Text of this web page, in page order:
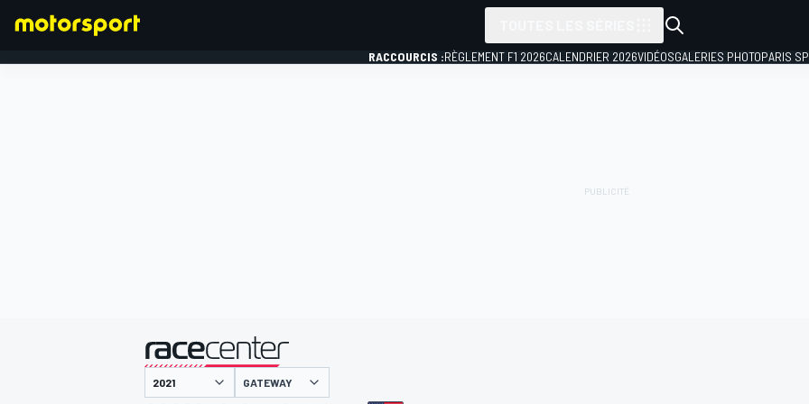
RACCOURCIS :RÈGLEMENT F1 2026CALENDRIER 2026VIDÉOSGALERIES PHOTOPARIS
présenté par
GATEWAY